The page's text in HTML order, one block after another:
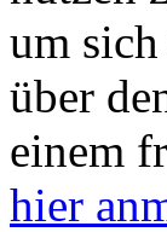
um
über
einem
hier